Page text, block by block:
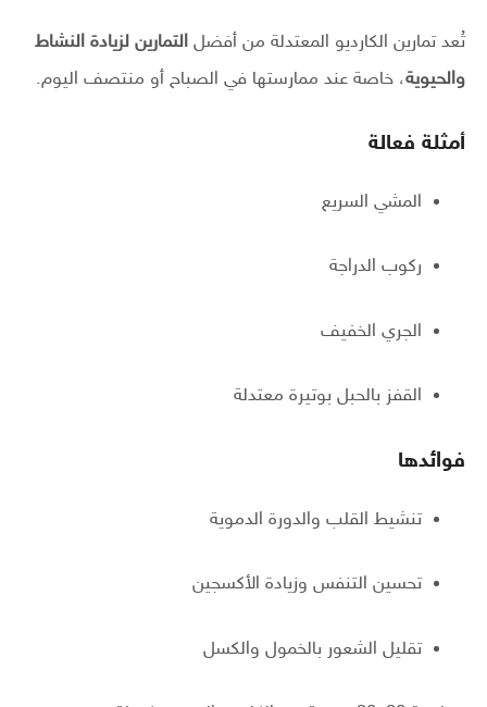
تُعد تمارين الكارديو المعتدلة من أفضل التمارين لزيادة النشاط
والحيوية، خاصة عند ممارستها في الصباح أو منتصف اليوم.
أمثلة فعالة
المشي السريع
ركوب الدراجة
الجري الخفيف
القفز بالحبل بوتيرة معتدلة
فوائدها
تنشيط القلب والدورة الدموية
تحسين التنفس وزيادة الأكسجين
تقليل الشعور بالخمول والكسل